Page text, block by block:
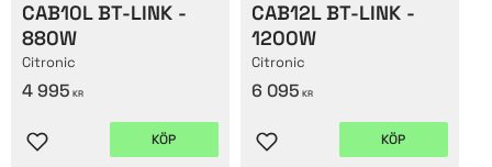
CAB10L BT-LINK -
880W
Citronic
4 995 KR
Lägg till i favoriter
KÖP
CAB12L BT-LINK -
1200W
Citronic
6 095 KR
Lägg till i favoriter
KÖP